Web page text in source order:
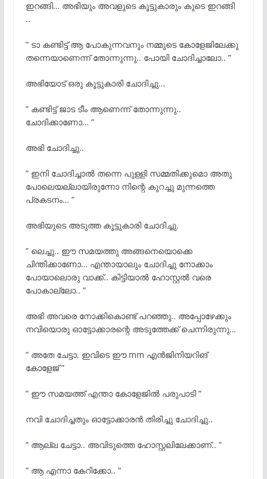
ഇറങ്ങി… അഭിയും അവളുടെ കൂട്ടുകാരും കുടെ ഇറങ്ങി
..
” ടാ കണ്ടിട്ട് ആ പോകുന്നവനും നമ്മുടെ കോളേജിലേക്കു
തന്നെയാണെന്ന് തോന്നുന്നു.. പോയി ചോദിച്ചാലോ.. ”
അഭിയോട് ഒരു കൂട്ടുകാരി ചോദിച്ചു…
” കണ്ടിട്ട് ജാട ടീം ആണെന്ന് തോന്നുന്നു..
ചോദിക്കാണോ… ”
അഭി ചോദിച്ചു..
” ഇനി ചോദിച്ചാൽ തന്നെ പുള്ളി സമ്മതിക്കുമൊ അതു
പോലെയല്ലായിരുന്നോ നിന്റെ കുറച്ചു മുന്നത്തെ
പ്രകടനം… ”
അഭിയുടെ അടുത്ത കൂട്ടുകാരി ചോദിച്ചു.
” ലെച്ചു.. ഈ സമയത്തു അങ്ങനെയൊക്കെ
ചിന്തിക്കാണോ… എന്തായാലും ചോദിച്ചു നോക്കാം
പോയാലൊരു വാക്ക്.. കിട്ടിയാൽ ഹോസ്റ്റൽ വരെ
പോകാല്ലോ.. ”
അഭി അവരെ നോക്കികൊണ്ട് പറഞ്ഞു.. അപ്പോഴേക്കും
നവിയൊരു ഓട്ടോക്കാരന്റെ അടുത്തേക്ക് ചെന്നിരുന്നു…
” അതേ ചേട്ടാ. ഇവിടെ ഈ mm എൻജിനിയറിങ്
കോളേജ് ”
” ഈ സമയത്ത് എന്താ കോളേജിൽ പരുപാടി ”
നവി ചോദിച്ചതും ഓട്ടോക്കാരൻ തിരിച്ചു ചോദിച്ചു..
” ആല്ല ചേട്ടാ.. അവിടുത്തെ ഹോസ്റ്റലിലേക്കാണ്.. ”
” ആ എന്നാ കേറിക്കോ.. ”